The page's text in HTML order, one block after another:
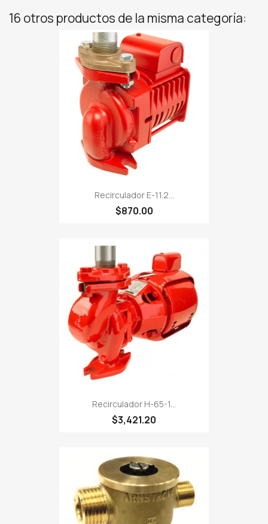
16 otros productos de la misma categoría:
Recirculador E-11.2...
$870.00
Recirculador H-65-1...
$3,421.20